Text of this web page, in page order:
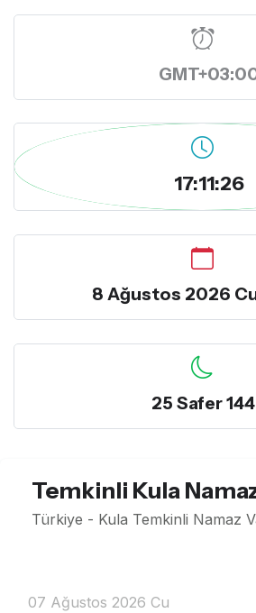
17:11:27
8 Ağustos 2026
25 Safer
Temkinli Kula
Türkiye - Kula Temkinli Namaz
07 Ağustos 2026 Cu